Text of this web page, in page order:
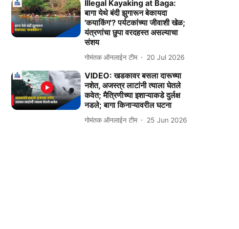
Illegal Kayaking at Baga:
बागा येथे बंदी झुगारून बेकायदा
'कयाकिंग'? पर्यटकांच्या जीवाशी खेळ;
यंत्रणांचा छुपा वरदहस्त असल्याचा
संशय
गोमंतक ऑनलाईन टीम 20 Jul 2026
VIDEO: खडकावर बसला दारूच्‍या
नशेत, अजस्त्र लाटांनी त्याला घेतले
कवेत; मैत्रिणीच्‍या इशाऱ्याकडे दुर्लक्ष
नडले; बागा किनाऱ्यावरील घटना
गोमंतक ऑनलाईन टीम 25 Jun 2026